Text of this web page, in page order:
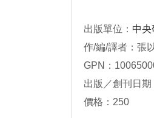
出版單位： 中央
作/編/譯者：張
GPN：
出版／創刊日
價格：250